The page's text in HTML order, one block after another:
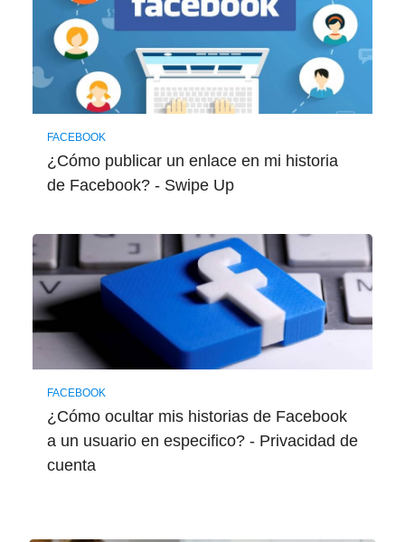
FACEBOOK
¿Cómo publicar un enlace en mi historia
de Facebook? - Swipe Up
FACEBOOK
¿Cómo ocultar mis historias de Facebook
a un usuario en especifico? - Privacidad de
cuenta